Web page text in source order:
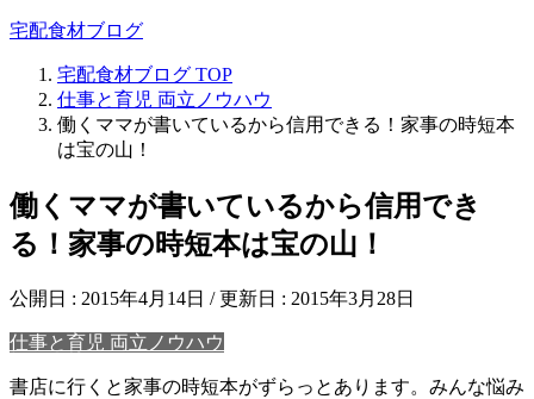
宅配食材ブログ
宅配食材ブログ TOP
仕事と育児 両立ノウハウ
働くママが書いているから信用できる！家事の時短本
は宝の山！
働くママが書いているから信用でき
る！家事の時短本は宝の山！
公開日 : 2015年4月14日 / 更新日 : 2015年3月28日
仕事と育児 両立ノウハウ
書店に行くと家事の時短本がずらっとあります。みんな悩み